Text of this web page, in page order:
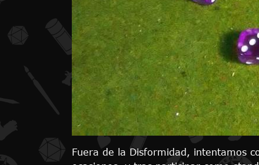
Fuera de la Disformidad, intentamos